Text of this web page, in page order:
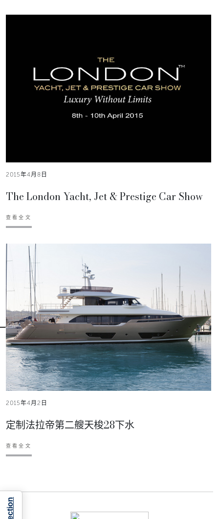
2015年4月8日
The London Yacht, Jet & Prestige Car Show
查看全文
2015年4月2日
定制法拉帝第二艘天梭28下水
查看全文